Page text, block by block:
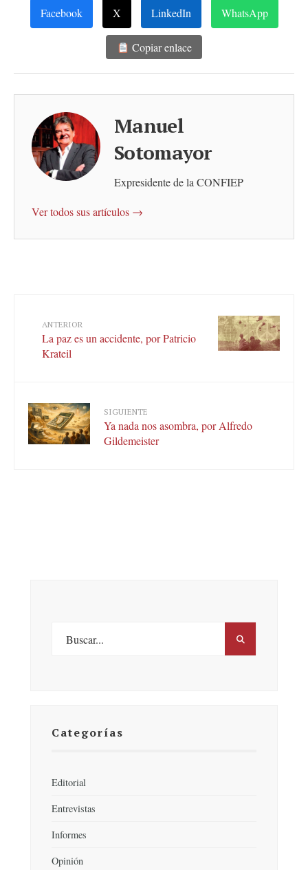
Facebook X LinkedIn WhatsApp
Copiar enlace
Manuel
Sotomayor
Expresidente de la CONFIEP
Ver todos sus artículos →
ANTERIOR
La paz es un accidente, por Patricio
Krateil
SIGUIENTE
Ya nada nos asombra, por Alfredo
Gildemeister
Categorías
Editorial
Entrevistas
Informes
Opinión